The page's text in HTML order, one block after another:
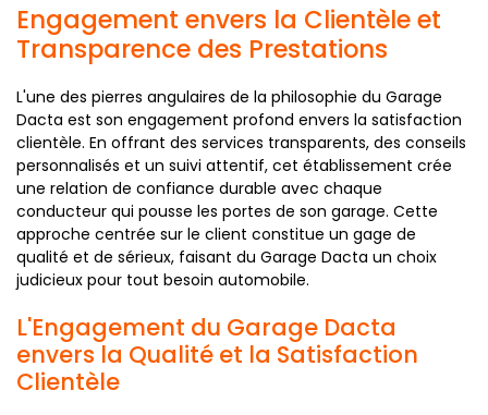
Engagement envers la Clientèle et
Transparence des Prestations
L'une des pierres angulaires de la philosophie du Garage
Dacta est son engagement profond envers la satisfaction
clientèle. En offrant des services transparents, des conseils
personnalisés et un suivi attentif, cet établissement crée
une relation de confiance durable avec chaque
conducteur qui pousse les portes de son garage. Cette
approche centrée sur le client constitue un gage de
qualité et de sérieux, faisant du Garage Dacta un choix
judicieux pour tout besoin automobile.
L'Engagement du Garage Dacta
envers la Qualité et la Satisfaction
Clientèle